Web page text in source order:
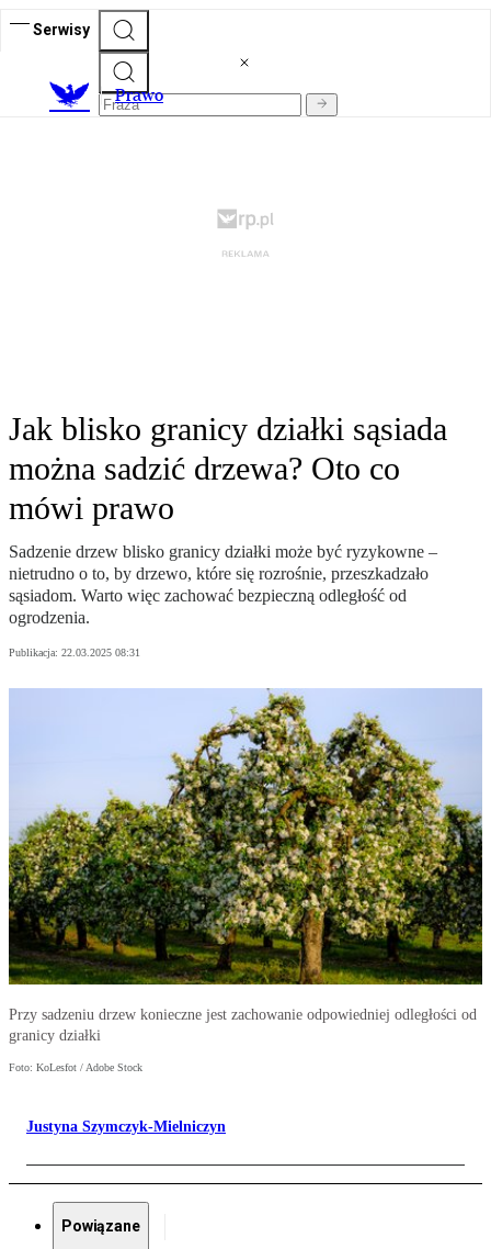
Serwisy
Prawo
Jak blisko granicy działki sąsiada
można sadzić drzewa? Oto co
mówi prawo
Sadzenie drzew blisko granicy działki może być ryzykowne –
nietrudno o to, by drzewo, które się rozrośnie, przeszkadzało
sąsiadom. Warto więc zachować bezpieczną odległość od
ogrodzenia.
Publikacja: 22.03.2025 08:31
Przy sadzeniu drzew konieczne jest zachowanie odpowiedniej odległości od
granicy działki
Foto: KoLesfot / Adobe Stock
Justyna Szymczyk-Mielniczyn
Powiązane